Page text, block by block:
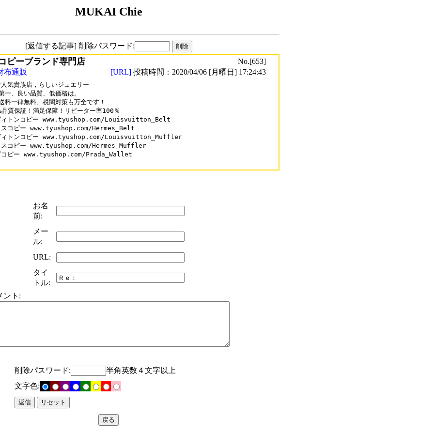
MUKAI Chie
[返信する記事] 削除パスワード:
ピーブランド専門店
No.[653]
布通販
[URL] 投稿時間：2020/04/06 [月曜日] 17:24:43
気貴族店，らしいジュエリー
一、良い品質、低価格は。
料一律無料、税関対策も万全です！
品質保証！満足保障！リピーター率100％
ィトンコピー www.tyushop.com/Louisvuitton_Belt
スコピー www.tyushop.com/Hermes_Belt
ィトンコピー www.tyushop.com/Louisvuitton_Muffler
スコピー www.tyushop.com/Hermes_Muffler
コピー www.tyushop.com/Prada_Wallet
お名
前:
メー
ル:
URL:
タイ
トル:
ント:
削除パスワード:
半角英数４文字以上
文字色: